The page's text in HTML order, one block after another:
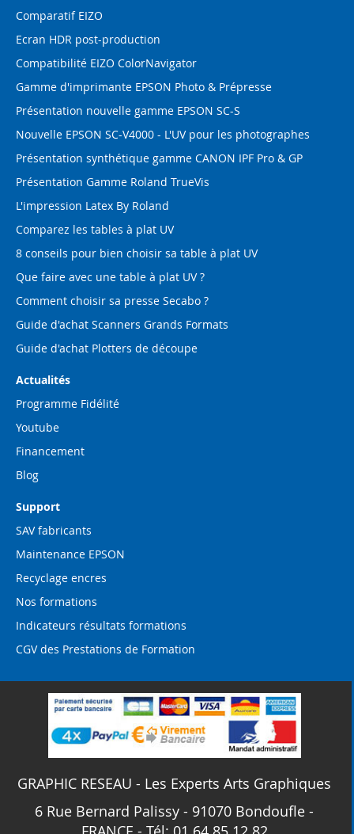
Comparatif EIZO
Ecran HDR post-production
Compatibilité EIZO ColorNavigator
Gamme d'imprimante EPSON Photo & Prépresse
Présentation nouvelle gamme EPSON SC-S
Nouvelle EPSON SC-V4000 - L'UV pour les photographes
Présentation synthétique gamme CANON IPF Pro & GP
Présentation Gamme Roland TrueVis
L'impression Latex By Roland
Comparez les tables à plat UV
8 conseils pour bien choisir sa table à plat UV
Que faire avec une table à plat UV ?
Comment choisir sa presse Secabo ?
Guide d'achat Scanners Grands Formats
Guide d'achat Plotters de découpe
Actualités
Programme Fidélité
Youtube
Financement
Blog
Support
SAV fabricants
Maintenance EPSON
Recyclage encres
Nos formations
Indicateurs résultats formations
CGV des Prestations de Formation
GRAPHIC RESEAU - Les Experts Arts Graphiques
6 Rue Bernard Palissy - 91070 Bondoufle -